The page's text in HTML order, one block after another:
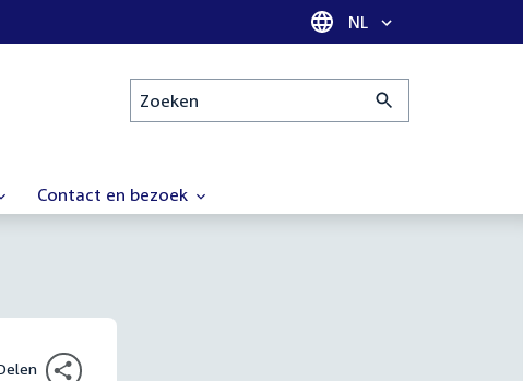
Taal selectie
NL
Zoeken
Contact en bezoek